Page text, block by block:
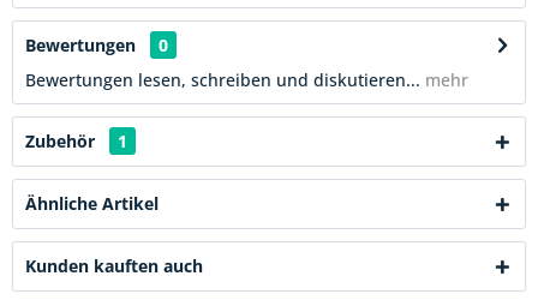
Bewertungen
0
Bewertungen lesen, schreiben und diskutieren... mehr
Zubehör 1
Ähnliche Artikel
Kunden kauften auch